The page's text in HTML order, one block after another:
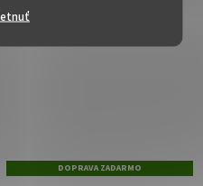
DOPRAVA ZADARMO